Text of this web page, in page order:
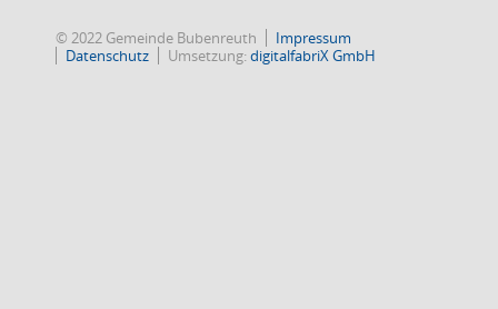
© 2022 Gemeinde Bubenreuth
Impressum
Datenschutz
Umsetzung:digitalfabriX GmbH